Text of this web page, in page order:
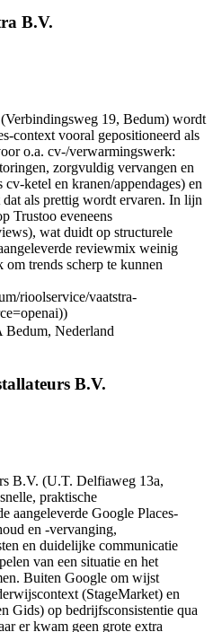
B.V.
19, Bedum) wordt
context vooral gepositioneerd als
o.a. cv-/verwarmingswerk:
zorgvuldig vervangen en
cv-ketel en kranen/appendages) en
als prettig wordt ervaren. In lijn
Trustoo eveneens
wat duidt op structurele
reviewmix weinig
om trends scherp te kunnen
rioolservice/vaatstra-
Nederland
B.V.
B.V. (U.T. Delfiaweg 13a,
praktische
aangeleverde Google Places-
en -vervanging,
en duidelijke communicatie
van een situatie en het
Buiten Google om wijst
(StageMarket) en
Gids) op bedrijfsconsistentie qua
er kwam geen grote extra